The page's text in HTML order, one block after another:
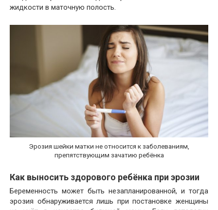
жидкости в маточную полость.
Эрозия шейки матки не относится к заболеваниям,
препятствующим зачатию ребёнка
Как выносить здорового ребёнка при эрозии
Беременность может быть незапланированной, и тогда
эрозия обнаруживается лишь при постановке женщины